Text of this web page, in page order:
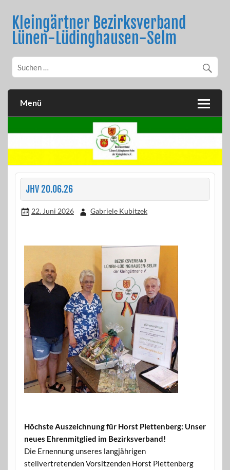
contentKleingärtner Bezirksverband
Lünen-Lüdinghausen-Selm
Menü
JHV 20.06.26
22. Juni 2026 Gabriele Kubitzek
Höchste Auszeichnung für Horst Plettenberg: Unser
neues Ehrenmitglied im Bezirksverband!
Die Ernennung unseres langjährigen
stellvertretenden Vorsitzenden Horst Plettenberg